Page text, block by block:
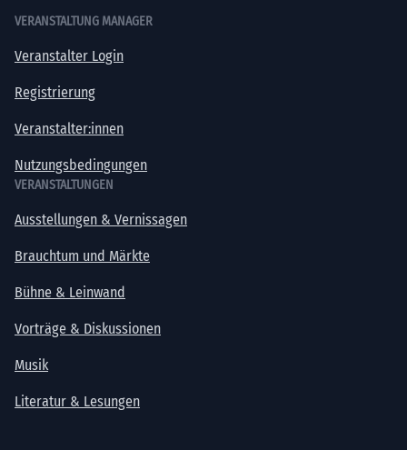
VERANSTALTUNG MANAGER
Veranstalter Login
Registrierung
Veranstalter:innen
Nutzungsbedingungen
VERANSTALTUNGEN
Ausstellungen & Vernissagen
Brauchtum und Märkte
Bühne & Leinwand
Vorträge & Diskussionen
Musik
Literatur & Lesungen